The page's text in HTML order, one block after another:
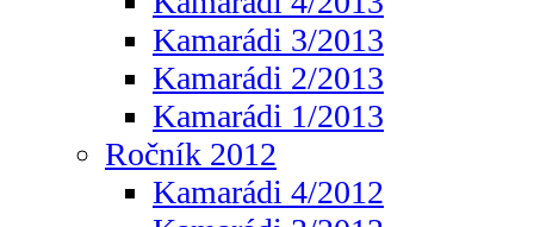
Kamarádi 3/2013
Kamarádi 2/2013
Kamarádi 1/2013
Ročník 2012
Kamarádi 4/2012